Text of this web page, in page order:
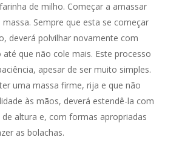
de milho. Começar a amassar
Sempre que esta se começar
deverá polvilhar novamente com
que não cole mais. Este processo
apesar de ser muito simples.
uma massa firme, rija e que não
às mãos, deverá estendê-la com
de altura e, com formas apropriadas
as bolachas.